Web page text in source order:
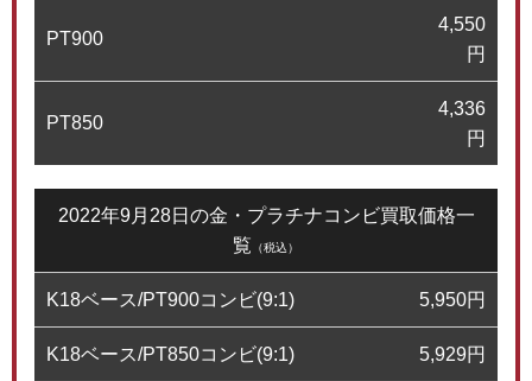
PT900
4,550
円
PT850
4,336
円
2022年9月28日の金・プラチナコンビ買取価格一
覧 （税込）
K18ベース/PT900コンビ(9:1) 5,950円
K18ベース/PT850コンビ(9:1) 5,929円